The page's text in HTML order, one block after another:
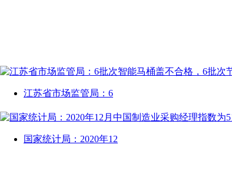
江苏省市场监管局：6
国家统计局：2020年12